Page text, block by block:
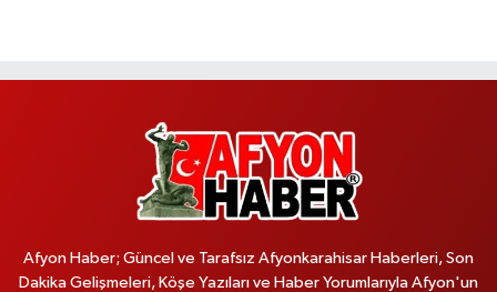
Afyon Haber; Güncel ve Tarafsız Afyonkarahisar Haberleri, Son
Dakika Gelişmeleri, Köşe Yazıları ve Haber Yorumlarıyla Afyon'un